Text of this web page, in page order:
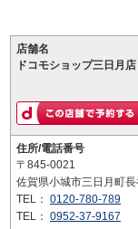
店舗名
ドコモショップ三日月店
住所/電話番号
〒845-0021
佐賀県小城市三日月町
TEL： 0120-780-789
TEL： 0952-37-9167